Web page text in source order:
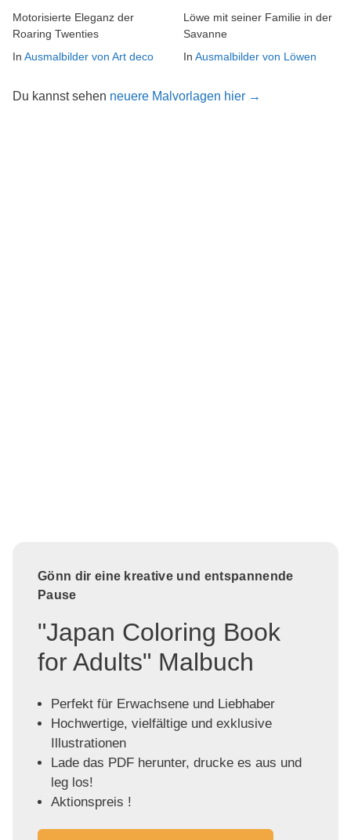
Motorisierte Eleganz der
Roaring Twenties
In Ausmalbilder von Art deco
Löwe mit seiner Familie in der
Savanne
In Ausmalbilder von Löwen
Du kannst sehen neuere Malvorlagen hier →
Gönn dir eine kreative und entspannende
Pause
"Japan Coloring Book
for Adults" Malbuch
Perfekt für Erwachsene und Liebhaber
Hochwertige, vielfältige und exklusive
Illustrationen
Lade das PDF herunter, drucke es aus und
leg los!
Aktionspreis !